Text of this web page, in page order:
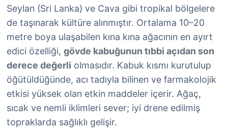
Seylan (Sri Lanka) ve Cava gibi tropikal bölgelere
de taşınarak kültüre alınmıştır. Ortalama 10–20
metre boya ulaşabilen kına kına ağacının en ayırt
edici özelliği, gövde kabuğunun tıbbi açıdan son
derece değerli olmasıdır. Kabuk kısmı kurutulup
öğütüldüğünde, acı tadıyla bilinen ve farmakolojik
etkisi yüksek olan etkin maddeler içerir. Ağaç,
sıcak ve nemli iklimleri sever; iyi drene edilmiş
topraklarda sağlıklı gelişir.